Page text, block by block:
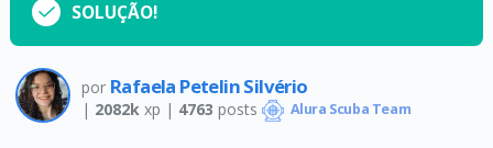
SOLUÇÃO!
por Rafaela Petelin Silvério
| 2082k xp | 4763 posts Alura Scuba Team